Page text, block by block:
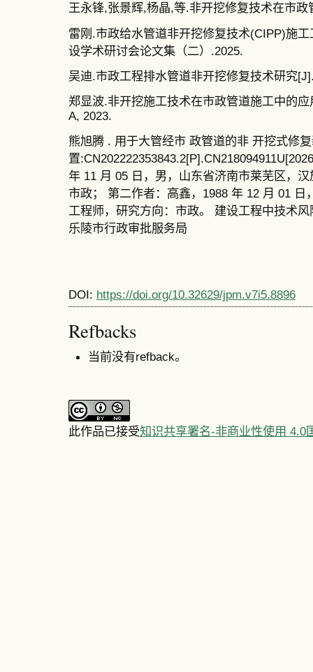
王永锋,张景辉,杨晶,等.非开挖修复技术在市
雷刚.市政给水管道非开挖修复技术(CIPP)施
设学术研讨会论文集（二）.2025.
吴迪.市政工程排水管道非开挖修复技术研究
郑显波.非开挖施工技术在市政管道施工中的
A, 2023.
熊旭腾 . 用于大管经市 政管道的非 开挖式修
置
年 11 月 05 日，男，山东省济南市莱芜区，
市政； 第二作者：高鑫，1988 年 12 月 01
工程师，研究方向：市政。 建设工程中技术
乐陵市行政审批服务局
DOI: https://doi.org/10.32629/jpm.v7i5.8896
Refbacks
当前没有refback。
此作品已接受知识共享署名-非商业性使用 4.0